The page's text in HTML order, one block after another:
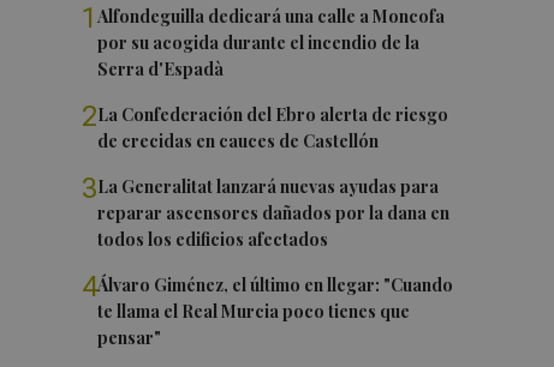
1Alfondeguilla dedicará una calle a Moncofa
por su acogida durante el incendio de la
Serra d'Espadà
2La Confederación del Ebro alerta de riesgo
de crecidas en cauces de Castellón
3La Generalitat lanzará nuevas ayudas para
reparar ascensores dañados por la dana en
todos los edificios afectados
4Álvaro Giménez, el último en llegar: "Cuando
te llama el Real Murcia poco tienes que
pensar"